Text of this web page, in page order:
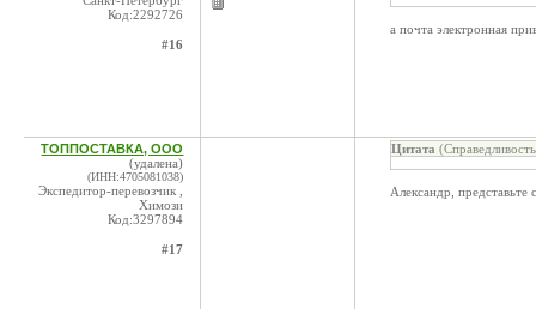
Код:2292726
#16
а почта электронная
ТОППОСТАВКА, ООО
(удалена)
(ИНН:4705081038)
Экспедитор-перевозчик ,
Химози
Код:3297894
#17
Цитата
Александр,